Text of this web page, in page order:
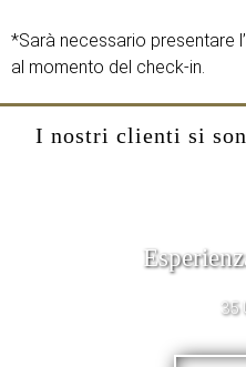
*Sarà necessario presentare
al momento del check-in.
I nostri clienti si
35